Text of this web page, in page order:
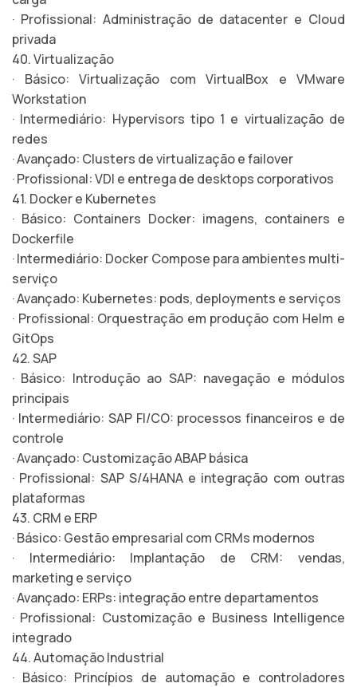
· Profissional: Administração de datacenter e Cloud
privada
40. Virtualização
· Básico: Virtualização com VirtualBox e VMware
Workstation
· Intermediário: Hypervisors tipo 1 e virtualização de
redes
· Avançado: Clusters de virtualização e failover
· Profissional: VDI e entrega de desktops corporativos
41. Docker e Kubernetes
· Básico: Containers Docker: imagens, containers e
Dockerfile
· Intermediário: Docker Compose para ambientes multi-
serviço
· Avançado: Kubernetes: pods, deployments e serviços
· Profissional: Orquestração em produção com Helm e
GitOps
42. SAP
· Básico: Introdução ao SAP: navegação e módulos
principais
· Intermediário: SAP FI/CO: processos financeiros e de
controle
· Avançado: Customização ABAP básica
· Profissional: SAP S/4HANA e integração com outras
plataformas
43. CRM e ERP
· Básico: Gestão empresarial com CRMs modernos
· Intermediário: Implantação de CRM: vendas,
marketing e serviço
· Avançado: ERPs: integração entre departamentos
· Profissional: Customização e Business Intelligence
integrado
44. Automação Industrial
· Básico: Princípios de automação e controladores